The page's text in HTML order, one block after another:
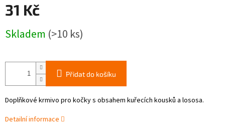
31 Kč
cena:
Skladem (>10 ks)
Přidat do košíku
Doplňkové krmivo pro kočky s obsahem kuřecích kousků a lososa.
Detailní informace